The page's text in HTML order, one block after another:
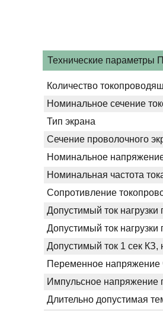
Технические параметры
Количество
Номинальное сечение
Тип экрана
Сечение проволочного
Номинальное
Номинальная частота
Сопротивление
Допустимый ток
Допустимый ток нагрузки
Допустимый ток 1 сек КЗ,
Переменное напряжение
Импульсное напряжение
Длительно допустимая